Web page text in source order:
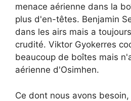
menace aérienne dans la
plus d'en-têtes. Benjamin
dans les airs mais a
crudité. Viktor Gyokerres
beaucoup de boîtes mais
aérienne d'Osimhen.
Ce dont nous avons